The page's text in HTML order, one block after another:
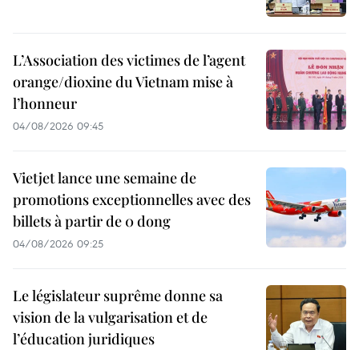
L’Association des victimes de l’agent
orange/dioxine du Vietnam mise à
l’honneur
04/08/2026 09:45
Vietjet lance une semaine de
promotions exceptionnelles avec des
billets à partir de 0 dong
04/08/2026 09:25
Le législateur suprême donne sa
vision de la vulgarisation et de
l’éducation juridiques